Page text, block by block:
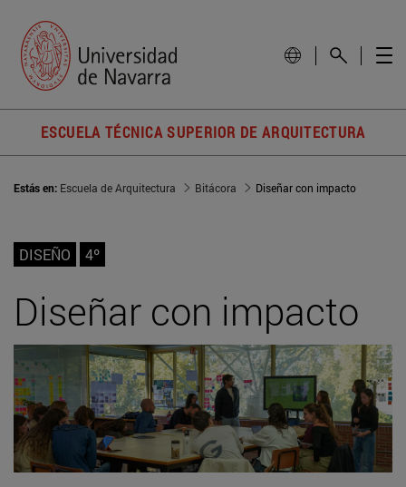
ESCUELA TÉCNICA SUPERIOR DE ARQUITECTURA
Estás en: Escuela de Arquitectura Bitácora Diseñar con impacto
DISEÑO 4º
Diseñar con impacto